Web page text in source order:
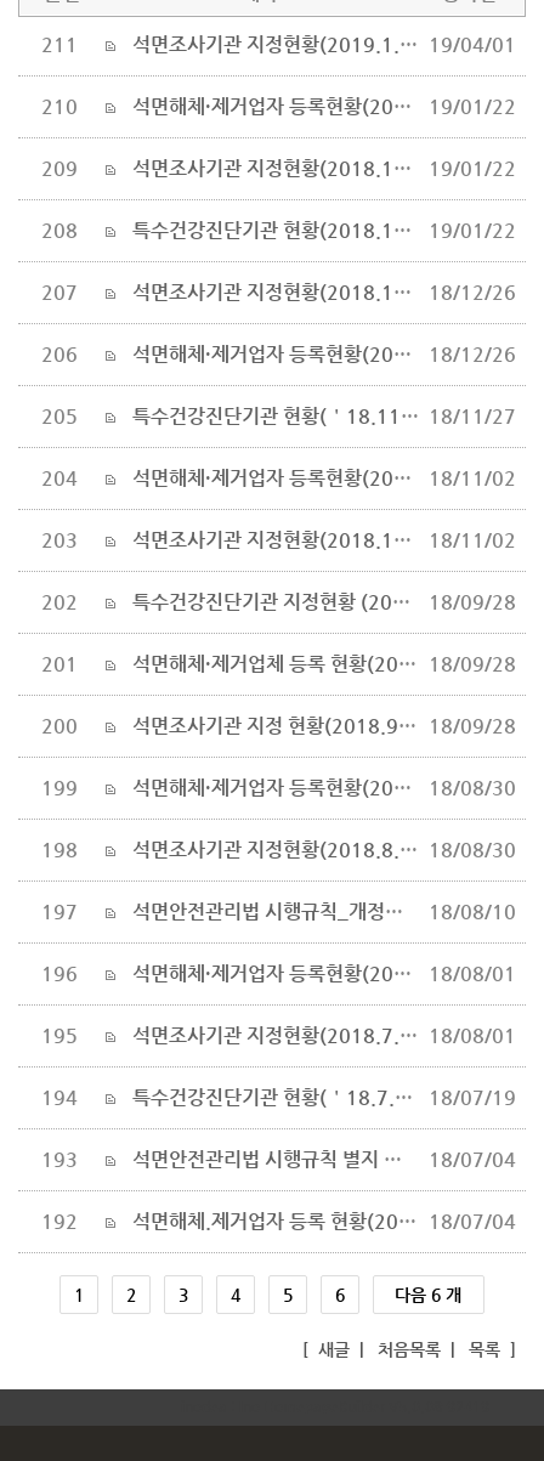
211 석면조사기관 지정현황(2019.1.29.기준) 19/04/01
210 석면해체·제거업자 등록현황(2018.12.31. 기준) 19/01/22
209 석면조사기관 지정현황(2018.12.31.기준) 19/01/22
208 특수건강진단기관 현황(2018.12.6일 기준) 19/01/22
207 석면조사기관 지정현황(2018.11.27.기준) 18/12/26
206 석면해체·제거업자 등록현황(2018.11.27. 기준) 18/12/26
205 특수건강진단기관 현황(＇18.11.16 기준) 18/11/27
204 석면해체·제거업자 등록현황(2018.10.31. 기준) 18/11/02
203 석면조사기관 지정현황(2018.10.31.기준) 18/11/02
202 특수건강진단기관 지정현황 (2018.09.03 기준) 18/09/28
201 석면해체·제거업체 등록 현황(2018.9.27 기준) 18/09/28
200 석면조사기관 지정 현황(2018.9.27 기준) 18/09/28
199 석면해체·제거업자 등록현황(2018.8.29. 기준) 18/08/30
198 석면조사기관 지정현황(2018.8.29.기준) 18/08/30
197 석면안전관리법 시행규칙_개정문개정이유 18/08/10
196 석면해체·제거업자 등록현황(2018.7.31. 기준) 18/08/01
195 석면조사기관 지정현황(2018.7.31.기준) 18/08/01
194 특수건강진단기관 현황(＇18.7.5일기준) 18/07/19
193 석면안전관리법 시행규칙 별지 서식 모음 18/07/04
192 석면해체.제거업자 등록 현황(2018.6.22 기준) 18/07/04
1 2 3 4 5 6 다음 6 개
[ 새글| 처음목록| 목록]